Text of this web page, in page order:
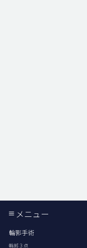
メニュー
輪郭手術
輪郭３点